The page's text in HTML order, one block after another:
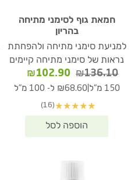
חמאת גוף לסימני מתיחה
בהריון
למניעת סימני מתיחה ולהפחתת
נראות של סימני מתיחה קיימים
₪136.10
המחיר
המקורי
₪136.10.
₪102.90
המחיר
הנוכחי
150 מ"ל ₪68.60 ל- 100 מ"ל
★
★
★
★
★
(16)